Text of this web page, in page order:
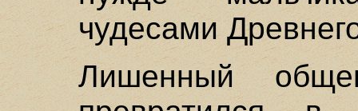
чудесами
Лишенный